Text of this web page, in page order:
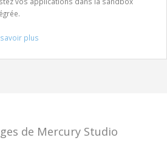
savoir plus
de Mercury Studio